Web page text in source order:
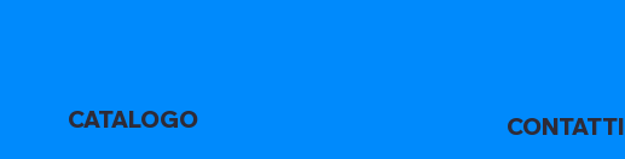
CATALOGO CONTATTI